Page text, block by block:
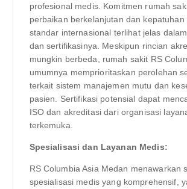
profesional medis. Komitmen rumah
perbaikan berkelanjutan dan
standar internasional terlihat jelas
dan sertifikasinya. Meskipun rincian
mungkin berbeda, rumah sakit RS
umumnya memprioritaskan perolehan
terkait sistem manajemen mutu dan
pasien. Sertifikasi potensial dapat
ISO dan akreditasi dari organisasi
terkemuka.
Spesialisasi dan Layanan Medis:
RS Columbia Asia Medan menawarkan
spesialisasi medis yang komprehensif,